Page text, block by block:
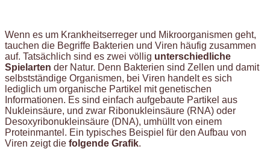
Wenn es um Krankheitserreger und Mikroorganismen geht,
tauchen die Begriffe Bakterien und Viren häufig zusammen
auf. Tatsächlich sind es zwei völlig unterschiedliche
Spielarten der Natur. Denn Bakterien sind Zellen und damit
selbstständige Organismen, bei Viren handelt es sich
lediglich um organische Partikel mit genetischen
Informationen. Es sind einfach aufgebaute Partikel aus
Nukleinsäure, und zwar Ribonukleinsäure (RNA) oder
Desoxyribonukleinsäure (DNA), umhüllt von einem
Proteinmantel. Ein typisches Beispiel für den Aufbau von
Viren zeigt die folgende Grafik.